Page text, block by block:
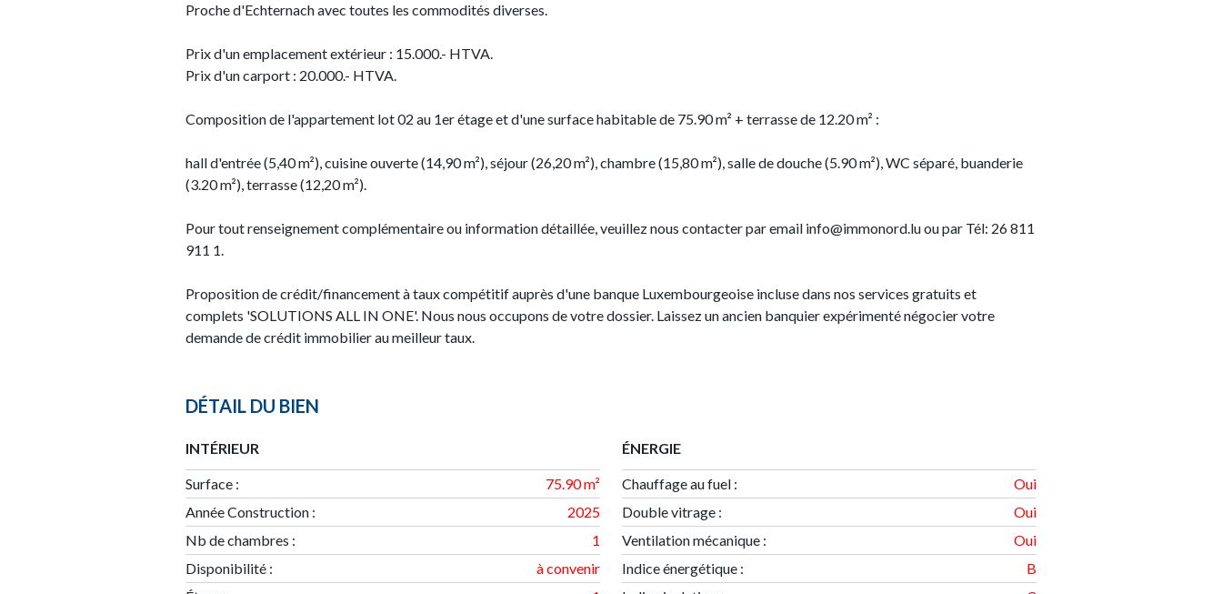
Proche d'Echternach avec toutes les commodités diverses.
Prix d'un emplacement extérieur : 15.000.- HTVA.
Prix d'un carport : 20.000.- HTVA.
Composition de l'appartement lot 02 au 1er étage et d'une surface habitable de 75.90 m² + terrasse de 12.20 m² :
hall d'entrée (5,40 m²), cuisine ouverte (14,90 m²), séjour (26,20 m²), chambre (15,80 m²), salle de douche (5.90 m²), WC séparé, buanderie
(3.20 m²), terrasse (12,20 m²).
Pour tout renseignement complémentaire ou information détaillée, veuillez nous contacter par email info@immonord.lu ou par Tél: 26 811
911 1.
Proposition de crédit/financement à taux compétitif auprès d'une banque Luxembourgeoise incluse dans nos services gratuits et
complets 'SOLUTIONS ALL IN ONE'. Nous nous occupons de votre dossier. Laissez un ancien banquier expérimenté négocier votre
demande de crédit immobilier au meilleur taux.
DÉTAIL DU BIEN
INTÉRIEUR
Surface :
75.90 m²
Année Construction :
2025
Nb de chambres :
1
Disponibilité :
à convenir
ÉNERGIE
Chauffage au fuel :
Oui
Double vitrage :
Oui
Ventilation mécanique :
Oui
Indice énergétique :
B